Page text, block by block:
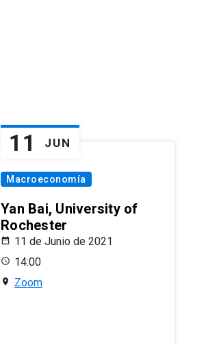
11 JUN
Macroeconomía
Yan Bai, University of
Rochester
11 de Junio de 2021
14:00
Zoom